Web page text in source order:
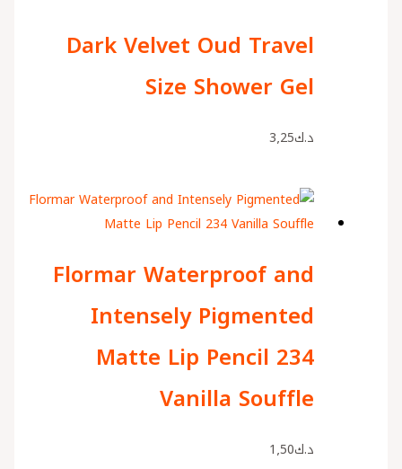
Dark Velvet Oud Travel
Size Shower Gel
د.ك3٫25
Flormar Waterproof and
Intensely Pigmented
Matte Lip Pencil 234
Vanilla Souffle
د.ك1٫50